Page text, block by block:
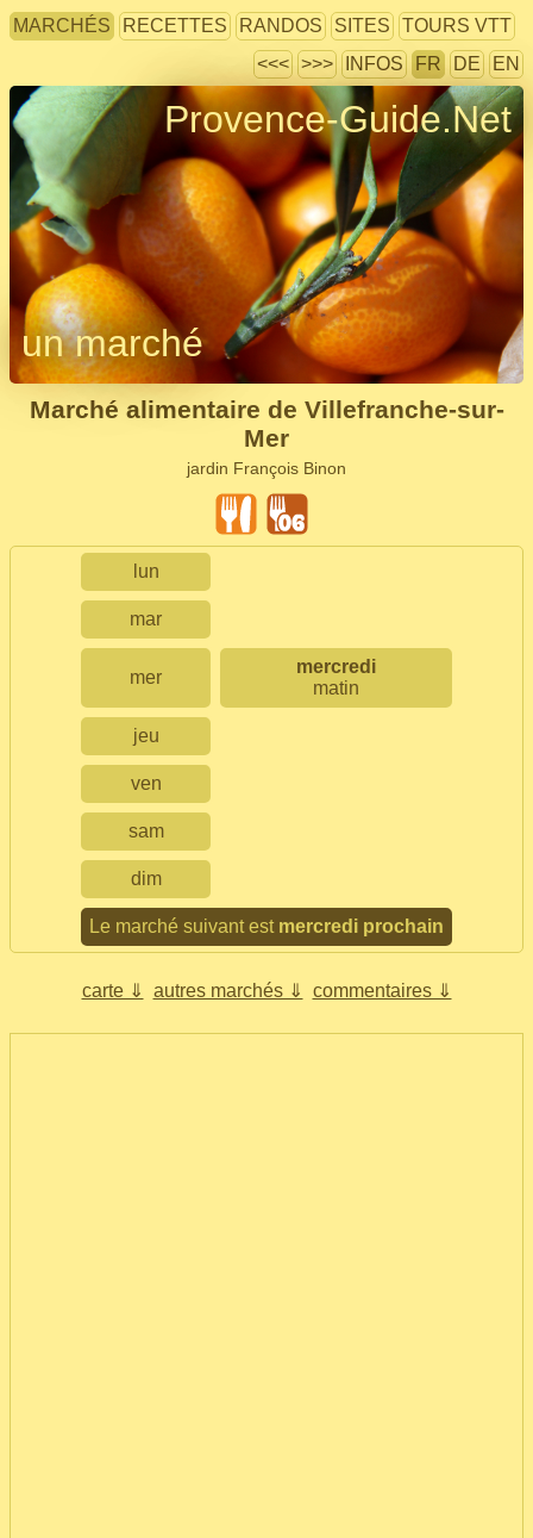
MARCHÉS RECETTES RANDOS SITES
TOURS VTT
<<< >>> INFOS FR DE EN
Provence-Guide.Net
un marché
Marché alimentaire de Villefranche-sur-
Mer
jardin François Binon
lun
mar
mer
mercredi
matin
jeu
ven
sam
dim
Le marché suivant est mercredi prochain
carte ⇓ autres marchés ⇓ commentaires ⇓